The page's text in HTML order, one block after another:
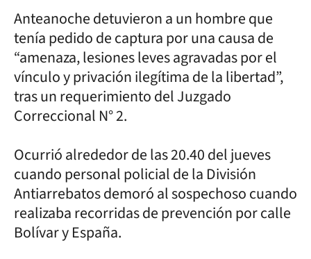
Anteanoche detuvieron a un hombre que
tenía pedido de captura por una causa de
“amenaza, lesiones leves agravadas por el
vínculo y privación ilegítima de la libertad”,
tras un requerimiento del Juzgado
Correccional N° 2.
Ocurrió alrededor de las 20.40 del jueves
cuando personal policial de la División
Antiarrebatos demoró al sospechoso cuando
realizaba recorridas de prevención por calle
Bolívar y España.